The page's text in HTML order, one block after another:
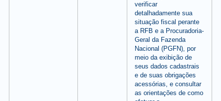
verificar
detalhadamente sua
situação fiscal perante
a RFB e a Procuradoria-
Geral da Fazenda
Nacional (PGFN), por
meio da exibição de
seus dados cadastrais
e de suas obrigações
acessórias, e consultar
as orientações de como